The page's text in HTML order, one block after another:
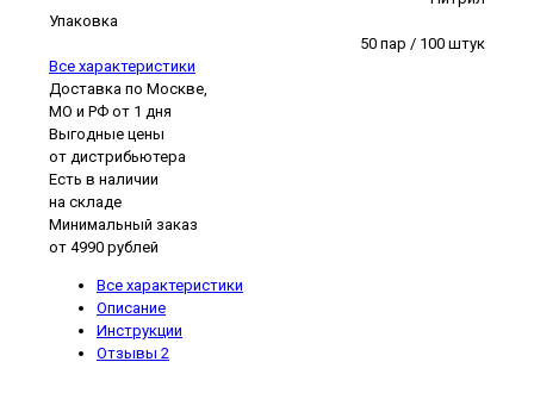
Упаковка
50 пар / 100 штук
Все характеристики
Доставка по Москве,
МО и РФ от 1 дня
Выгодные цены
от дистрибьютера
Есть в наличии
на складе
Минимальный заказ
от 4990 рублей
Все характеристики
Описание
Инструкции
Отзывы 2